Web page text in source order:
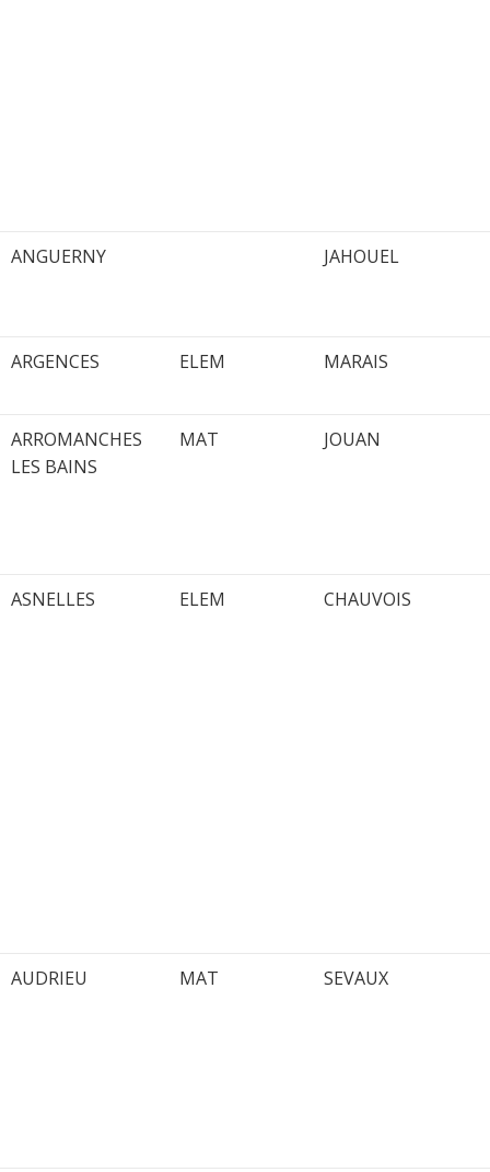
ANGUERNY JAHOUEL
ARGENCES ELEM MARAIS
ARROMANCHES
LES BAINS
MAT JOUAN
ASNELLES ELEM CHAUVOIS
AUDRIEU MAT SEVAUX